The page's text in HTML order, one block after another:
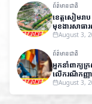
ព័ត៌មានជាតិ
ខេត្តសៀមរា
មុខងារសាធា
August 3,
ព័ត៌មានជាតិ
អ្នកនាំពាក្យ
លើករណីកញ្ញ
កិត្តិយសកម្ពុជ
August 3,